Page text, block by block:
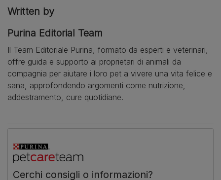
Written by
Purina Editorial Team
Il Team Editoriale Purina, formato da esperti e veterinari,
offre guida e supporto ai proprietari di animali da
compagnia per aiutare i loro pet a vivere una vita felice e
sana, approfondendo argomenti come nutrizione,
addestramento, cure quotidiane.
Cerchi consigli o informazioni?